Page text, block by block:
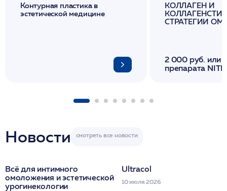
Контурная пластика в
эстетической медицине
КОЛЛАГЕН И
СТРАТЕГИИ
2 000 руб. или
препарата
Новости
Всё для интимного
омоложения и эстетической
урогинекологии
Ultracol
10 июля 2026